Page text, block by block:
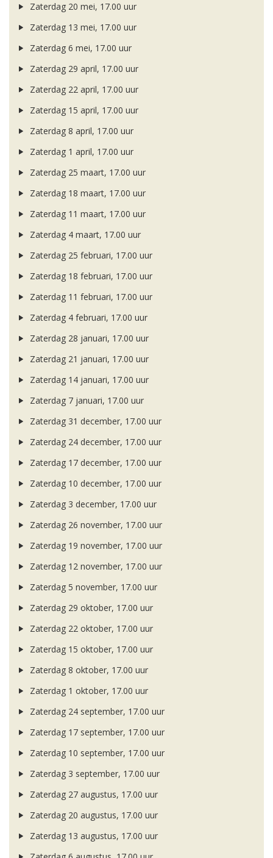
Zaterdag 20 mei, 17.00 uur
Zaterdag 13 mei, 17.00 uur
Zaterdag 6 mei, 17.00 uur
Zaterdag 29 april, 17.00 uur
Zaterdag 22 april, 17.00 uur
Zaterdag 15 april, 17.00 uur
Zaterdag 8 april, 17.00 uur
Zaterdag 1 april, 17.00 uur
Zaterdag 25 maart, 17.00 uur
Zaterdag 18 maart, 17.00 uur
Zaterdag 11 maart, 17.00 uur
Zaterdag 4 maart, 17.00 uur
Zaterdag 25 februari, 17.00 uur
Zaterdag 18 februari, 17.00 uur
Zaterdag 11 februari, 17.00 uur
Zaterdag 4 februari, 17.00 uur
Zaterdag 28 januari, 17.00 uur
Zaterdag 21 januari, 17.00 uur
Zaterdag 14 januari, 17.00 uur
Zaterdag 7 januari, 17.00 uur
Zaterdag 31 december, 17.00 uur
Zaterdag 24 december, 17.00 uur
Zaterdag 17 december, 17.00 uur
Zaterdag 10 december, 17.00 uur
Zaterdag 3 december, 17.00 uur
Zaterdag 26 november, 17.00 uur
Zaterdag 19 november, 17.00 uur
Zaterdag 12 november, 17.00 uur
Zaterdag 5 november, 17.00 uur
Zaterdag 29 oktober, 17.00 uur
Zaterdag 22 oktober, 17.00 uur
Zaterdag 15 oktober, 17.00 uur
Zaterdag 8 oktober, 17.00 uur
Zaterdag 1 oktober, 17.00 uur
Zaterdag 24 september, 17.00 uur
Zaterdag 17 september, 17.00 uur
Zaterdag 10 september, 17.00 uur
Zaterdag 3 september, 17.00 uur
Zaterdag 27 augustus, 17.00 uur
Zaterdag 20 augustus, 17.00 uur
Zaterdag 13 augustus, 17.00 uur